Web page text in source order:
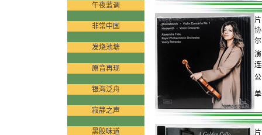
午夜蓝调
非常中国
发烧池塘
原音再现
银海泛舟
寂静之声
黑胶味道